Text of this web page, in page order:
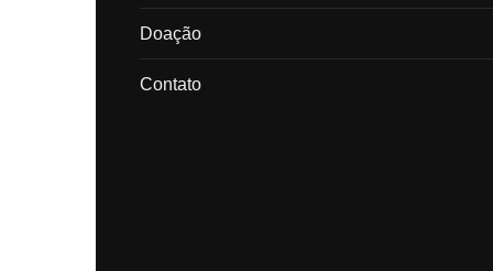
Doação
Contato